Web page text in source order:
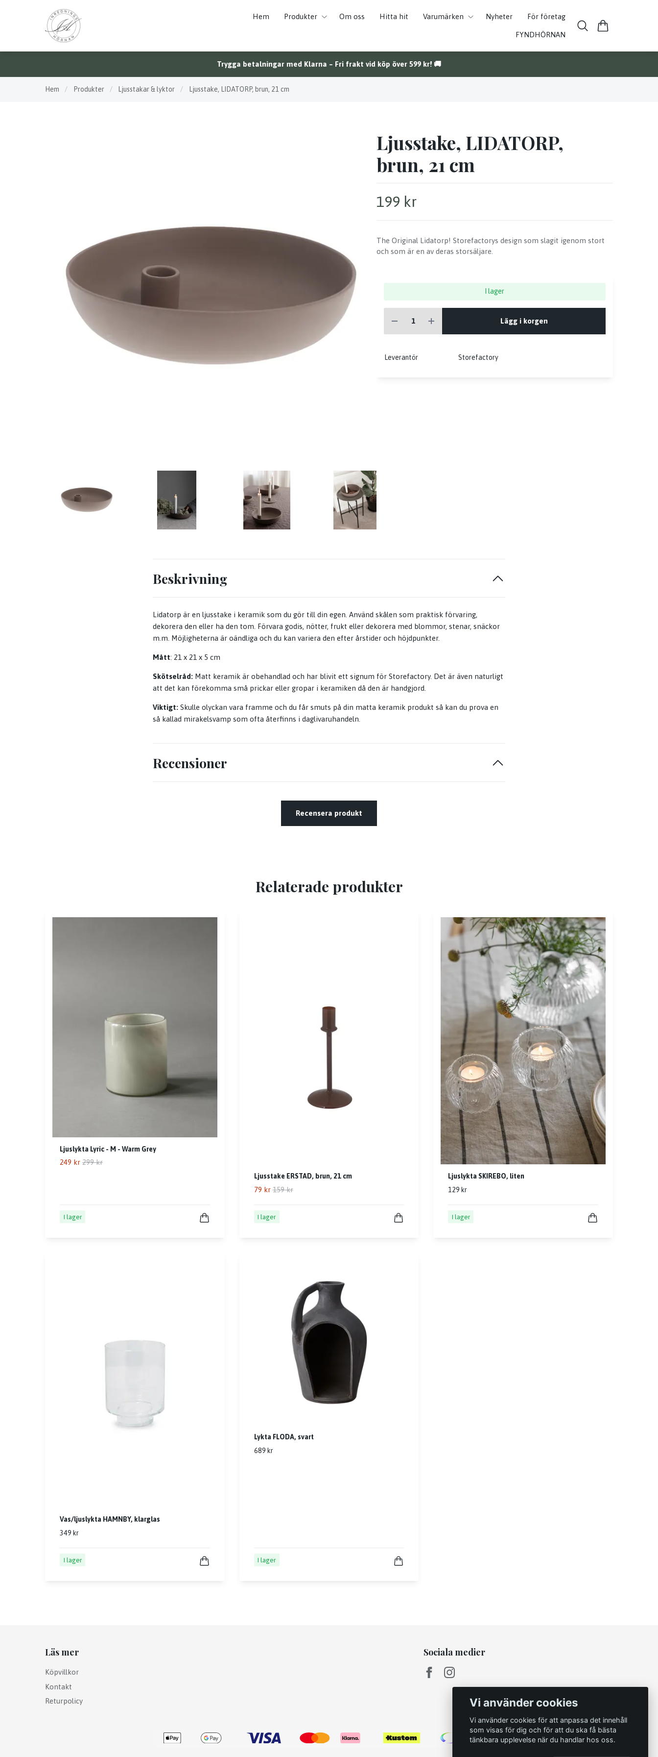
Hem Produkter Om oss Hitta hit Varumärken Nyheter För företag
FYNDHÖRNAN
Trygga betalningar med Klarna – Fri frakt vid köp över 599 kr! 🚚
Hem / Produkter / Ljusstakar & lyktor / Ljusstake, LIDATORP, brun, 21 cm
Ljusstake, LIDATORP,
brun, 21 cm
199 kr
The Original Lidatorp! Storefactorys design som slagit igenom stort
och som är en av deras storsäljare.
I lager
Lägg i korgen
Leverantör Storefactory
Beskrivning
Lidatorp är en ljusstake i keramik som du gör till din egen. Använd skålen som praktisk förvaring,
dekorera den eller ha den tom. Förvara godis, nötter, frukt eller dekorera med blommor, stenar, snäckor
m.m. Möjligheterna är oändliga och du kan variera den efter årstider och höjdpunkter.
Mått: 21 x 21 x 5 cm
Skötselråd: Matt keramik är obehandlad och har blivit ett signum för Storefactory. Det är även naturligt
att det kan förekomma små prickar eller gropar i keramiken då den är handgjord.
Viktigt: Skulle olyckan vara framme och du får smuts på din matta keramik produkt så kan du prova en
så kallad mirakelsvamp som ofta återfinns i daglivaruhandeln.
Recensioner
Recensera produkt
Relaterade produkter
Ljuslykta Lyric - M - Warm Grey
249 kr 299 kr
I lager
Ljusstake ERSTAD, brun, 21 cm
79 kr 159 kr
I lager
Ljuslykta SKIREBO, liten
129 kr
I lager
Vas/ljuslykta HAMNBY, klarglas
349 kr
I lager
Lykta FLODA, svart
689 kr
I lager
Läs mer
Köpvillkor
Kontakt
Returpolicy
Sociala medier
Vi använder cookies
Vi använder cookies för att anpassa det innehåll
som visas för dig och för att du ska få bästa
tänkbara upplevelse när du handlar hos oss.